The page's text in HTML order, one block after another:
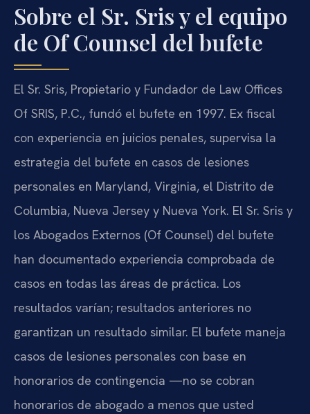
Sobre el Sr. Sris y el equipo
de Of Counsel del bufete
El Sr. Sris, Propietario y Fundador de Law Offices
Of SRIS, P.C., fundó el bufete en 1997. Ex fiscal
con experiencia en juicios penales, supervisa la
estrategia del bufete en casos de lesiones
personales en Maryland, Virginia, el Distrito de
Columbia, Nueva Jersey y Nueva York. El Sr. Sris y
los Abogados Externos (Of Counsel) del bufete
han documentado experiencia comprobada de
casos en todas las áreas de práctica. Los
resultados varían; resultados anteriores no
garantizan un resultado similar. El bufete maneja
casos de lesiones personales con base en
honorarios de contingencia —no se cobran
honorarios de abogado a menos que usted